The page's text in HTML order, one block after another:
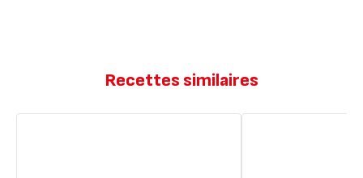
Recettes similaires